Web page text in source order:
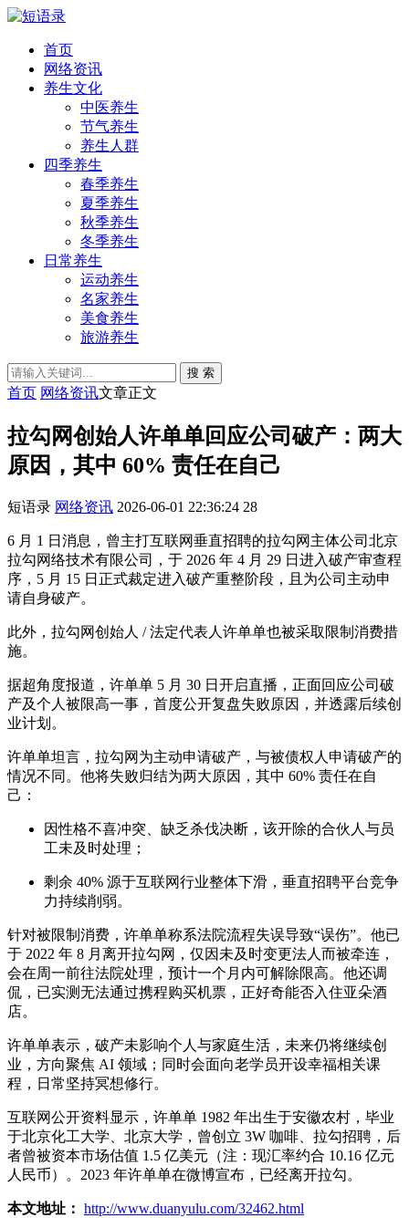
首页
网络资讯
养生文化
中医养生
节气养生
养生人群
四季养生
春季养生
夏季养生
秋季养生
冬季养生
日常养生
运动养生
名家养生
美食养生
旅游养生
搜 索
首页 网络资讯文章正文
拉勾网创始人许单单回应公司破产：两大
原因，其中 60% 责任在自己
短语录 网络资讯 2026-06-01 22:36:24 28
6 月 1 日消息，曾主打互联网垂直招聘的拉勾网主体公司北京
拉勾网络技术有限公司，于 2026 年 4 月 29 日进入破产审查程
序，5 月 15 日正式裁定进入破产重整阶段，且为公司主动申
请自身破产。
此外，拉勾网创始人 / 法定代表人许单单也被采取限制消费措
施。
据超角度报道，许单单 5 月 30 日开启直播，正面回应公司破
产及个人被限高一事，首度公开复盘失败原因，并透露后续创
业计划。
许单单坦言，拉勾网为主动申请破产，与被债权人申请破产的
情况不同。他将失败归结为两大原因，其中 60% 责任在自
己：
因性格不喜冲突、缺乏杀伐决断，该开除的合伙人与员
工未及时处理；
剩余 40% 源于互联网行业整体下滑，垂直招聘平台竞争
力持续削弱。
针对被限制消费，许单单称系法院流程失误导致“误伤”。他已
于 2022 年 8 月离开拉勾网，仅因未及时变更法人而被牵连，
会在周一前往法院处理，预计一个月内可解除限高。他还调
侃，已实测无法通过携程购买机票，正好奇能否入住亚朵酒
店。
许单单表示，破产未影响个人与家庭生活，未来仍将继续创
业，方向聚焦 AI 领域；同时会面向老学员开设幸福相关课
程，日常坚持冥想修行。
互联网公开资料显示，许单单 1982 年出生于安徽农村，毕业
于北京化工大学、北京大学，曾创立 3W 咖啡、拉勾招聘，后
者曾被资本市场估值 1.5 亿美元（注：现汇率约合 10.16 亿元
人民币）。2023 年许单单在微博宣布，已经离开拉勾。
本文地址： http://www.duanyulu.com/32462.html